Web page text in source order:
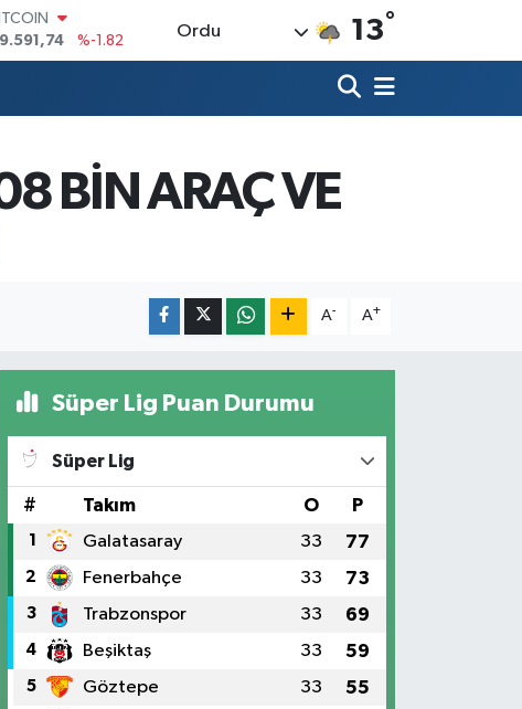
%-1.82
%0.18
Ordu 13°
BİN ARAÇ VE
A- A+
Süper Lig Puan Durumu
Süper Lig
# Takım O P
1 Galatasaray 33 77
2 Fenerbahçe 33 73
3 Trabzonspor 33 69
4 Beşiktaş 33 59
5 Göztepe 33 55